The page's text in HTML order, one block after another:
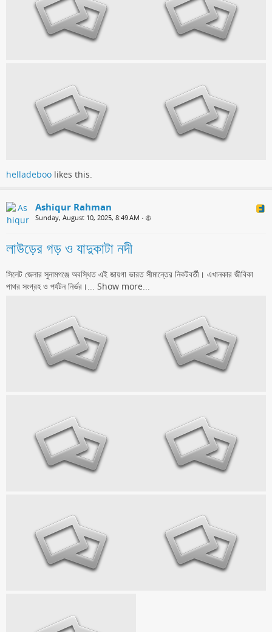
helladeboo likes this.
Ashiqur Rahman
Sunday, August 10, 2025, 8:49 AM •
লাউড়ের গড় ও যাদুকাটা নদী
সিলেট জেলার সুনামগঞ্জে অবস্থিত এই জায়গা ভারত সীমান্তের নিকটবর্তী। এখানকার জীবিকা
পাথর সংগ্রহ ও পর্যটন নির্ভর।... Show more...